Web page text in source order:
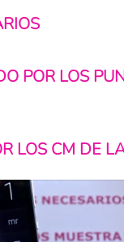
POR LOS
LOS CM DE